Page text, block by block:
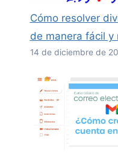
Cómo resolver
de manera fácil y
14 de diciembre de